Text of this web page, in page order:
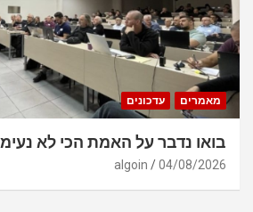
מאמרים עדכונים
בואו נדבר על האמת הכי לא
04/08/2026
algoin